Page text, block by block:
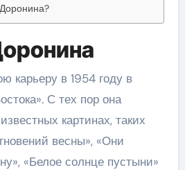
карьеру в 1954 году в
С тех пор она
картинах, таких
весны», «Они
«Белое солнце пустыни»